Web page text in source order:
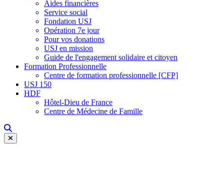
Aides financières
Service social
Fondation USJ
Opération 7e jour
Pour vos donations
USJ en mission
Guide de l'engagement solidaire et citoyen
Formation Professionnelle
Centre de formation professionnelle [CFP]
USJ 150
HDF
Hôtel-Dieu de France
Centre de Médecine de Famille